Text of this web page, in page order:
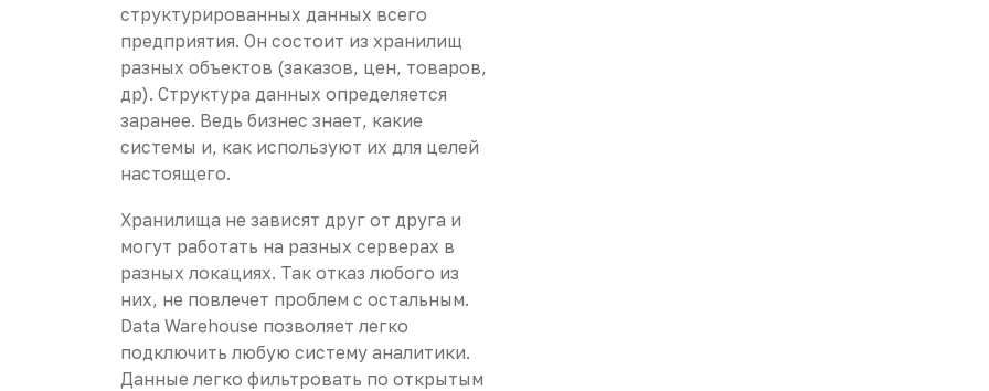
структурированных данных всего
предприятия. Он состоит из хранилищ
разных объектов (заказов, цен, товаров,
др). Структура данных определяется
заранее. Ведь бизнес знает, какие
системы и, как используют их для целей
настоящего.
Хранилища не зависят друг от друга и
могут работать на разных серверах в
разных локациях. Так отказ любого из
них, не повлечет проблем с остальным.
Data Warehouse позволяет легко
подключить любую систему аналитики.
Данные легко фильтровать по открытым